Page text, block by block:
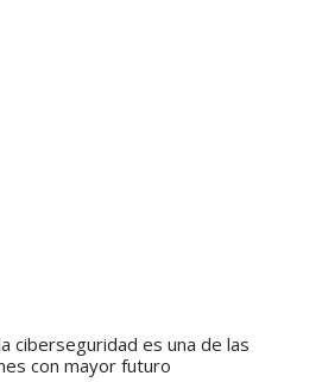
ciberseguridad es una de las
con mayor futuro